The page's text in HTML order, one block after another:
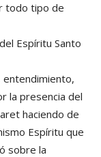
todo tipo de
Espíritu Santo
la presencia del
haciendo de
Espíritu que
sobre la